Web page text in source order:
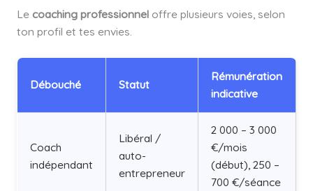
Le coaching professionneloffre plusieurs voies, selon
ton profil et tes envies.
Débouché Statut
Rémunération
indicative
Coach
indépendant
Libéral /
auto-
entrepreneur
2 000 – 3 000
€/mois
(début), 250 –
700 €/séance